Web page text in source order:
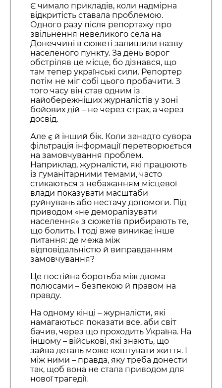
Є чимало прикладів, коли надмірна
відкритість ставала проблемою.
Одного разу після репортажу про
звільнення невеликого села на
Донеччині в сюжеті залишили назву
населеного пункту. За день ворог
обстріляв це місце, бо дізнався, що
там тепер українські сили. Репортер
потім не міг собі цього пробачити. З
того часу він став одним із
найобережніших журналістів у зоні
бойових дій – не через страх, а через
досвід.
Але є й інший бік. Коли занадто сувора
фільтрація інформації перетворюється
на замовчування проблем.
Наприклад, журналісти, які працюють
із гуманітарними темами, часто
стикаються з небажанням місцевої
влади показувати масштаби
руйнувань або нестачу допомоги. Під
приводом «не деморалізувати
населення» з сюжетів прибирають те,
що болить. І тоді вже виникає інше
питання: де межа між
відповідальністю й виправданням
замовчування?
Це постійна боротьба між двома
полюсами – безпекою й правом на
правду.
На одному кінці – журналісти, які
намагаються показати все, аби світ
бачив, через що проходить Україна. На
іншому – військові, які знають, що
зайва деталь може коштувати життя. І
між ними – правда, яку треба донести
так, щоб вона не стала приводом для
нової трагедії.